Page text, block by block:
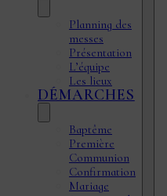
Planning des
messes
Présentation
L’équipe
Les lieux
DÉMARCHES
Baptême
Première
Communion
Confirmation
Mariage